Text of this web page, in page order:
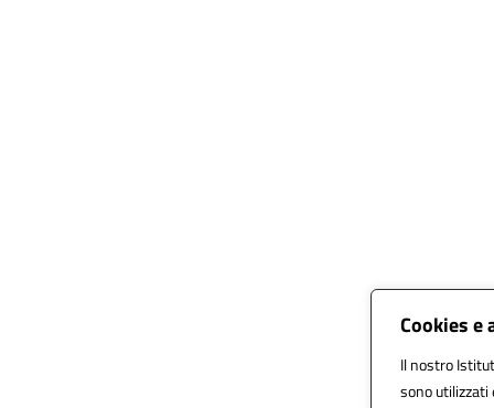
Cookies
Il nostro
sono utilizzati